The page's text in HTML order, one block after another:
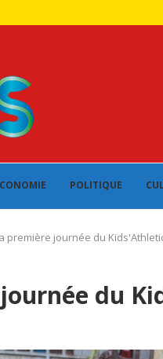
POLITIQUE
première journée du
du